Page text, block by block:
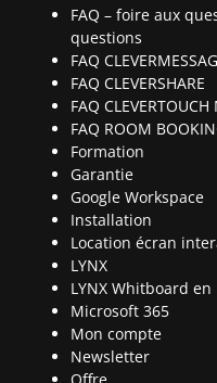
FAQ – foire aux
questions
FAQ
FAQ CLEVERSHARE
FAQ
FAQ ROOM
Formation
Garantie
Google Workspace
Installation
Location écran
LYNX
LYNX Whitboard
Microsoft 365
Mon compte
Newsletter